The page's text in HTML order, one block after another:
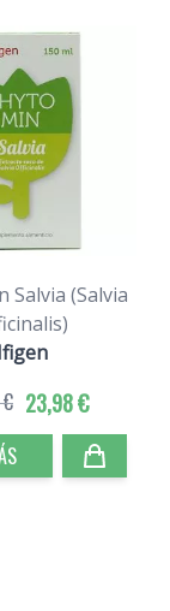
Salvia (Salvia
23,98 €